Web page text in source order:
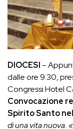
DIOCESI –
dalle ore 9.30,
Congressi Hotel
Convocazione
Spirito Santo
di una vita nuova.